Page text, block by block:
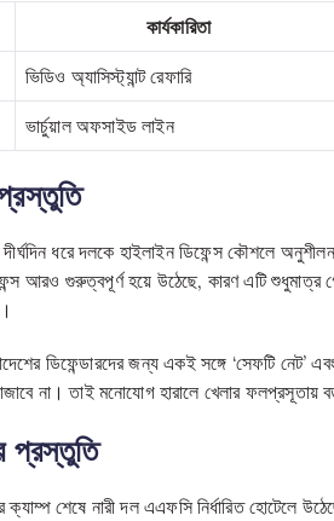
কার্যকারিতা
ভিডিও অ্যাসিস্ট্যান্ট রেফারি
ভার্চুয়াল অফসাইড লাইন
দীর্ঘদিন ধরে দলকে হাইলাইন ডিফেন্স কৌশলে
আরও গুরুত্বপূর্ণ হয়ে উঠেছে, কারণ এটি শুধুমাত্র
ডিফেন্ডারদের জন্য একই সঙ্গে ‘সেফটি
না। তাই মনোযোগ হারালে খেলার ফলপ্রসূতায়
প্রস্তুতি
ক্যাম্প শেষে নারী দল এএফসি নির্ধারিত হোটেলে